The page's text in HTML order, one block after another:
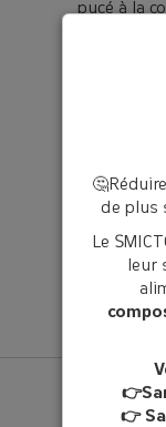
de plus
Le
leur
👉
pucé à la
pas, vous
En savoir
Categories: